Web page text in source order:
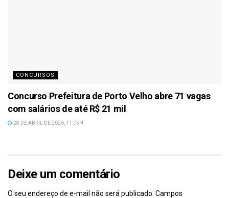
CONCURSOS
Concurso Prefeitura de Porto Velho abre 71 vagas
com salários de até R$ 21 mil
28 DE ABRIL DE 2026, 11:05H
Deixe um comentário
O seu endereço de e-mail não será publicado. Campos